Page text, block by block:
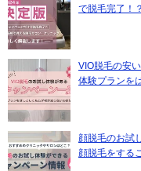
で脱毛完了！？
VIO脱毛の安
体験プランを
顔脱毛のお試
顔脱毛をする